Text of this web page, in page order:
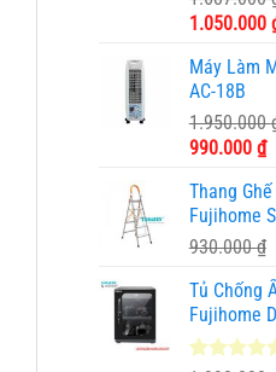
dựa trên
đánh giá
Giá
là:
1.687.000 ₫.
1.050.000
Máy Làm
AC-18B
1.950.000
Giá
là:
1.950.000
990.000 ₫
Thang
Fujihome
930.000₫
Tủ Chống
Fujihome